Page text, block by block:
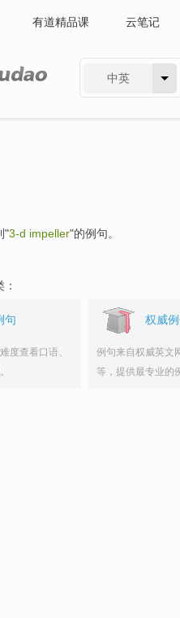
有道精品课 云笔记
中英
"3-d impeller"的例句。
句
度查看口语、
权威
例句来自权威英文
等，提供最专业的